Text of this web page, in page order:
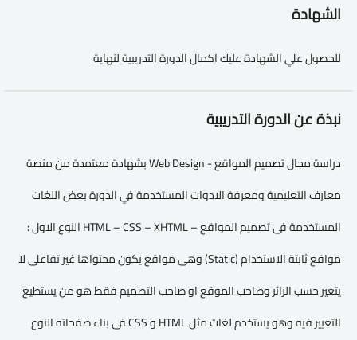
الشهادة
للحصول علي الشهادة عليك اكمال الدورة التدريبية لنهاية
نبذة عن الدورة التدريبية
دراسة مجال تصميم المواقع - Web Design بشهادة معتمدة من منصة
معارف التعليمية ومعرفة الادوات المستخدمة في الدورة بعض اللغات
المستخدمة فى تصميم المواقع – HTML – CSS – XHTML النوع الاول :
مواقع ثابتة الاستخدام (Static) وهى مواقع يكون محتواها غير تفاعلى لا
يتغير حسب الزائر وصاحب الموقع او صاحب التصميم فقط هو من يستطيع
التغيير فيه وهو يستخدم لغات مثل HTML و CSS فى بناء صفحاته النوع